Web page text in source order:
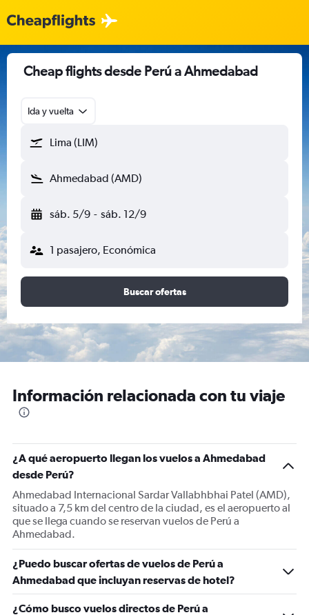
Cheap flights desde Perú a Ahmedabad
Ida y vuelta
Lima (LIM)
Ahmedabad (AMD)
sáb. 5/9 - sáb. 12/9
1 pasajero, Económica
Buscar ofertas
Información relacionada con tu viaje
¿A qué aeropuerto llegan los vuelos a Ahmedabad
desde Perú?
Ahmedabad Internacional Sardar Vallabhbhai Patel (AMD),
situado a 7,5 km del centro de la ciudad, es el aeropuerto al
que se llega cuando se reservan vuelos de Perú a
Ahmedabad.
¿Puedo buscar ofertas de vuelos de Perú a
Ahmedabad que incluyan reservas de hotel?
¿Cómo busco vuelos directos de Perú a